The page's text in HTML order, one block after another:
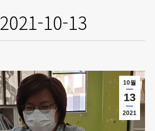
2021-10-13
10월
13
2021